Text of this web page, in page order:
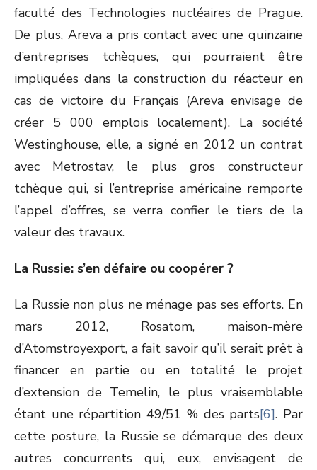
faculté des Technologies nucléaires de Prague.
De plus, Areva a pris contact avec une quinzaine
d’entreprises tchèques, qui pourraient être
impliquées dans la construction du réacteur en
cas de victoire du Français (Areva envisage de
créer 5 000 emplois localement). La société
Westinghouse, elle, a signé en 2012 un contrat
avec Metrostav, le plus gros constructeur
tchèque qui, si l’entreprise américaine remporte
l’appel d’offres, se verra confier le tiers de la
valeur des travaux.
La Russie: s’en défaire ou coopérer ?
La Russie non plus ne ménage pas ses efforts. En
mars 2012, Rosatom, maison-mère
d’Atomstroyexport, a fait savoir qu’il serait prêt à
financer en partie ou en totalité le projet
d’extension de Temelin, le plus vraisemblable
étant une répartition 49/51 % des parts[6]. Par
cette posture, la Russie se démarque des deux
autres concurrents qui, eux, envisagent de